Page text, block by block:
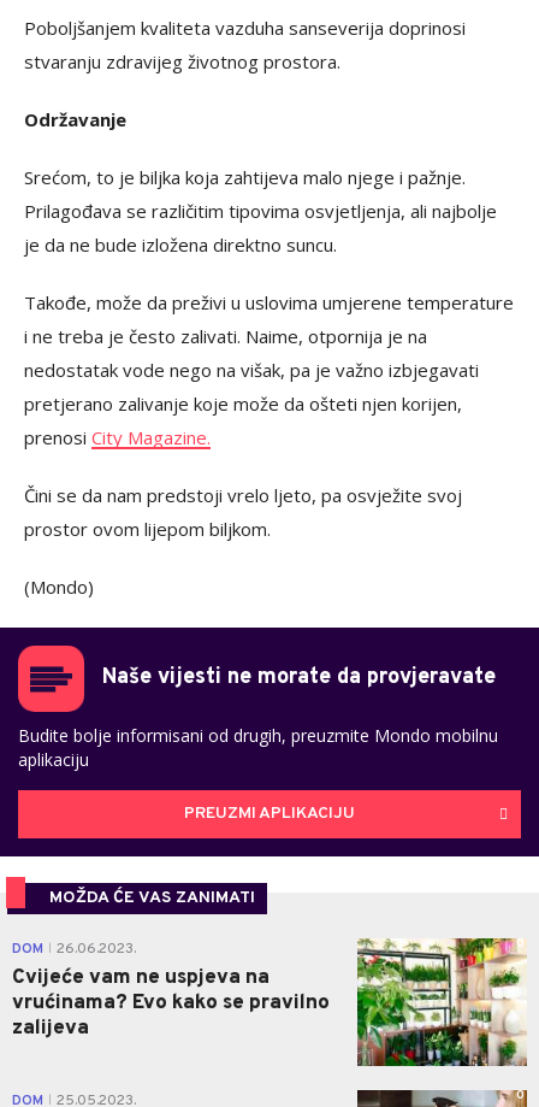
Poboljšanjem kvaliteta vazduha sanseverija doprinosi
stvaranju zdravijeg životnog prostora.
Održavanje
Srećom, to je biljka koja zahtijeva malo njege i pažnje.
Prilagođava se različitim tipovima osvjetljenja, ali najbolje
je da ne bude izložena direktno suncu.
Takođe, može da preživi u uslovima umjerene temperature
i ne treba je često zalivati. Naime, otpornija je na
nedostatak vode nego na višak, pa je važno izbjegavati
pretjerano zalivanje koje može da ošteti njen korijen,
prenosi City Magazine.
Čini se da nam predstoji vrelo ljeto, pa osvježite svoj
prostor ovom lijepom biljkom.
(Mondo)
Naše vijesti ne morate da provjeravate
Budite bolje informisani od drugih, preuzmite Mondo mobilnu
aplikaciju
PREUZMI APLIKACIJU
MOŽDA ĆE VAS ZANIMATI
DOM 26.06.2023.
Cvijeće vam ne uspjeva na
vrućinama? Evo kako se pravilno
zalijeva
0
DOM 25.05.2023. 0